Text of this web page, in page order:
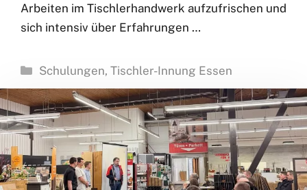
Arbeiten im Tischlerhandwerk aufzufrischen und
sich intensiv über Erfahrungen …
Kategorien
Schulungen,Tischler-Innung Essen